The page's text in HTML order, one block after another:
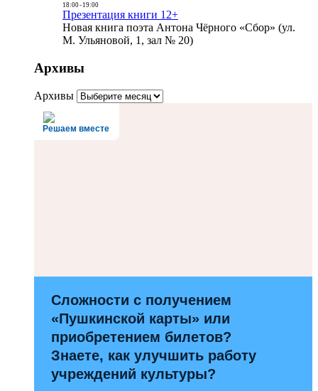
18:00- 19:00
Презентация книги 12+
Новая книга поэта Антона Чёрного «Сбор» (ул.
М. Ульяновой, 1, зал № 20)
Архивы
Архивы
Решаем вместе
Сложности с получением
«Пушкинской карты» или
приобретением билетов?
Знаете, как улучшить работу
учреждений культуры?